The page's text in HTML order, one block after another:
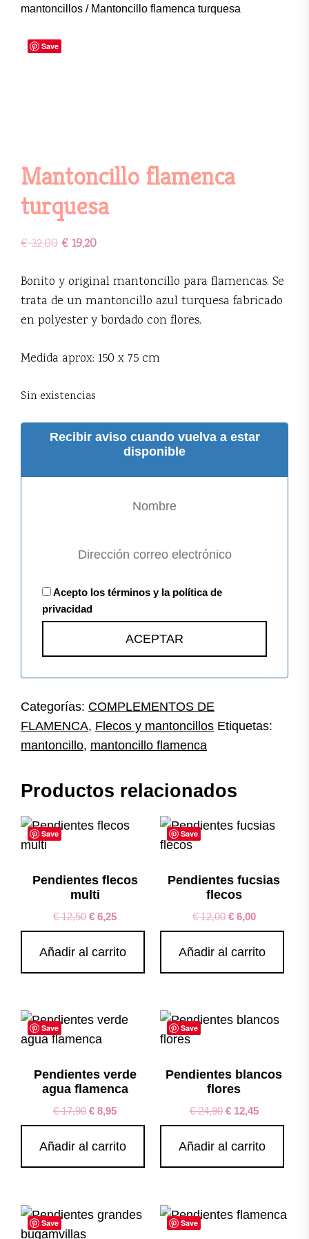
mantoncillos / Mantoncillo flamenca turquesa
Save
Mantoncillo flamenca
turquesa
€32,00€ 19,20
Bonito y original mantoncillo para flamencas. Se
trata de un mantoncillo azul turquesa fabricado
en polyester y bordado con flores.
Medida aprox: 150 x 75 cm
Sin existencias
Recibir aviso cuando vuelva a estar
disponible
Acepto los términos y la política de
privacidad
Categorías: COMPLEMENTOS DE
FLAMENCA, Flecos y mantoncillos Etiquetas:
mantoncillo, mantoncillo flamenca
Productos relacionados
Save
Pendientes flecos
multi
€12,50 € 6,25
Añadir al carrito
Save
Pendientes fucsias
flecos
€12,00 €6,00
Añadir al carrito
Save
Pendientes verde
agua flamenca
€17,90 € 8,95
Añadir al carrito
Save
Pendientes blancos
flores
€24,90 €12,45
Añadir al carrito
Save Save